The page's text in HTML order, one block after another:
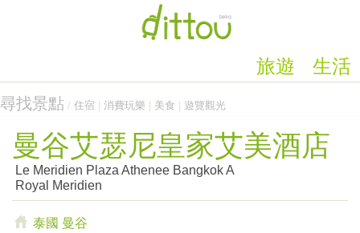
生活
旅遊
尋找景點 / 住宿 消費玩樂 美食 遊覽觀光
曼谷艾瑟尼皇家艾美酒店
Le Meridien Plaza Athenee Bangkok A
Royal Meridien
泰國 曼谷